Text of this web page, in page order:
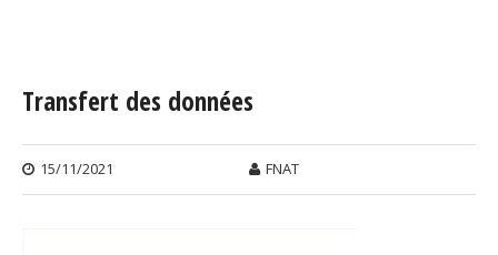
Transfert des données
15/11/2021 FNAT